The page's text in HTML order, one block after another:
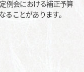
例会における補正予算
ることがあります。